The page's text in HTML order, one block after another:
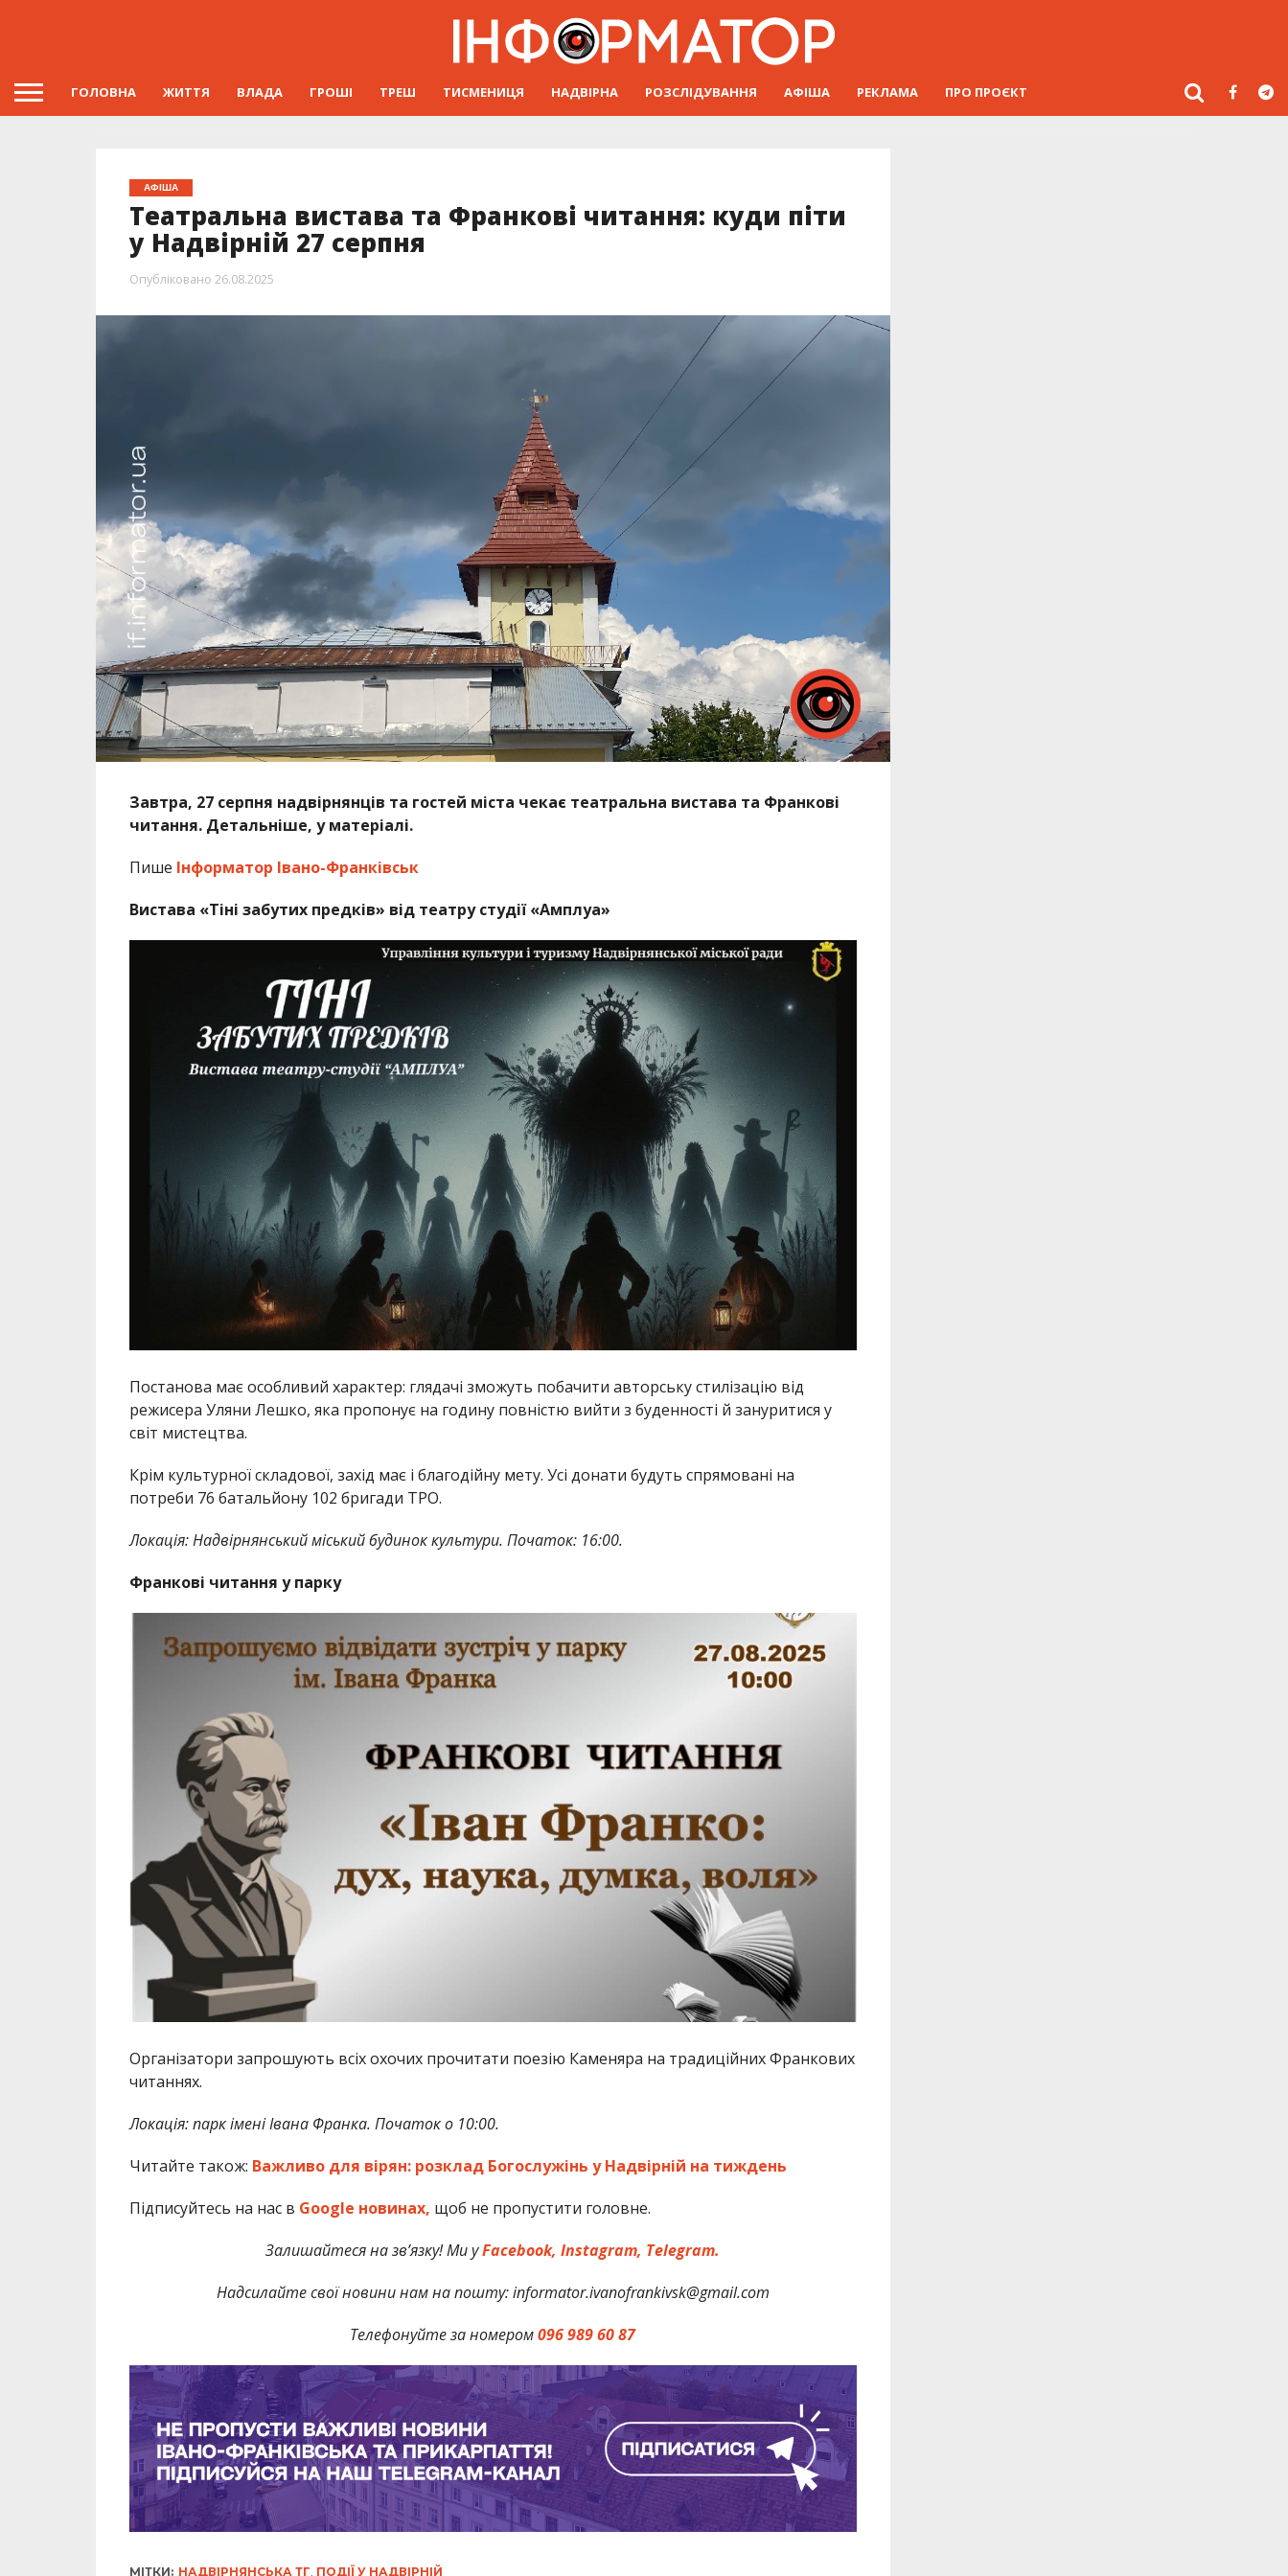
ГОЛОВНА ЖИТТЯ ВЛАДА ГРОШІ ТРЕШ ТИСМЕНИЦЯ НАДВІРНА РОЗСЛІДУВАННЯ АФІША РЕКЛАМА ПРО ПРОЄКТ
АФІША
Театральна вистава та Франкові читання: куди піти
у Надвірній 27 серпня
Опубліковано 26.08.2025
Завтра, 27 серпня надвірнянців та гостей міста чекає театральна вистава та Франкові
читання. Детальніше, у матеріалі.
Пише Інформатор Івано-Франківськ
Вистава «Тіні забутих предків» від театру студії «Амплуа»
Постанова має особливий характер: глядачі зможуть побачити авторську стилізацію від
режисера Уляни Лешко, яка пропонує на годину повністю вийти з буденності й зануритися у
світ мистецтва.
Крім культурної складової, захід має і благодійну мету. Усі донати будуть спрямовані на
потреби 76 батальйону 102 бригади ТРО.
Локація: Надвірнянський міський будинок культури. Початок: 16:00.
Франкові читання у парку
Організатори запрошують всіх охочих прочитати поезію Каменяра на традиційних Франкових
читаннях.
Локація: парк імені Івана Франка. Початок о 10:00.
Читайте також: Важливо для вірян: розклад Богослужінь у Надвірній на тиждень
Підписуйтесь на нас в Google новинах, щоб не пропустити головне.
Залишайтеся на зв’язку! Ми уFacebook, Instagram, Telegram.
Надсилайте свої новини нам на пошту: informator.ivanofrankivsk@gmail.com
Телефонуйте за номером096 989 60 87
МІТКИ: НАДВІРНЯНСЬКА ТГ, ПОДІЇ У НАДВІРНІЙ